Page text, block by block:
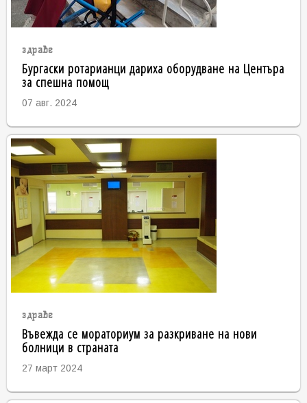
здраве
Бургаски ротарианци дариха оборудване на Центъра
за спешна помощ
07 авг. 2024
здраве
Въвежда се мораториум за разкриване на нови
болници в страната
27 март 2024